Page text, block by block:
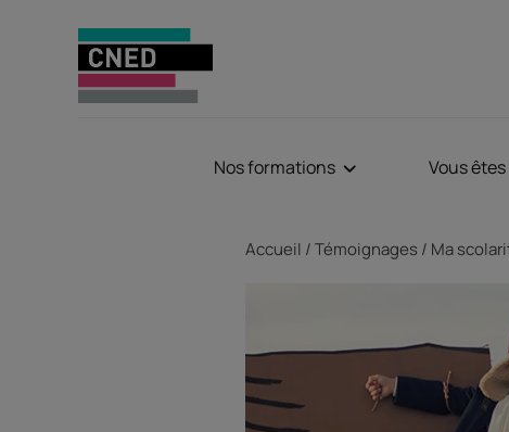
Nos formations Vous êtes
Accueil Témoignages Ma